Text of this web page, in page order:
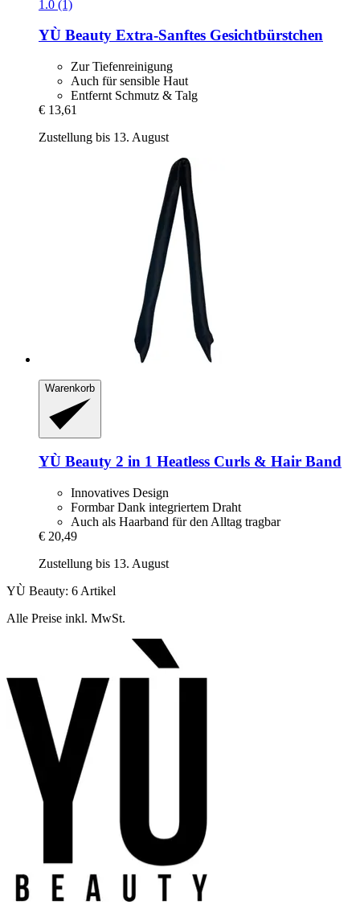
1.0 (1)
YÙ Beauty Extra-​Sanftes Gesichtbürstchen
Zur Tiefenreinigung
Auch für sensible Haut
Entfernt Schmutz & Talg
€ 13,61
Zustellung bis 13. August
Warenkorb
YÙ Beauty 2 in 1 Heatless Curls & Hair Band
Innovatives Design
Formbar Dank integriertem Draht
Auch als Haarband für den Alltag tragbar
€ 20,49
Zustellung bis 13. August
YÙ Beauty: 6 Artikel
Alle Preise inkl. MwSt.